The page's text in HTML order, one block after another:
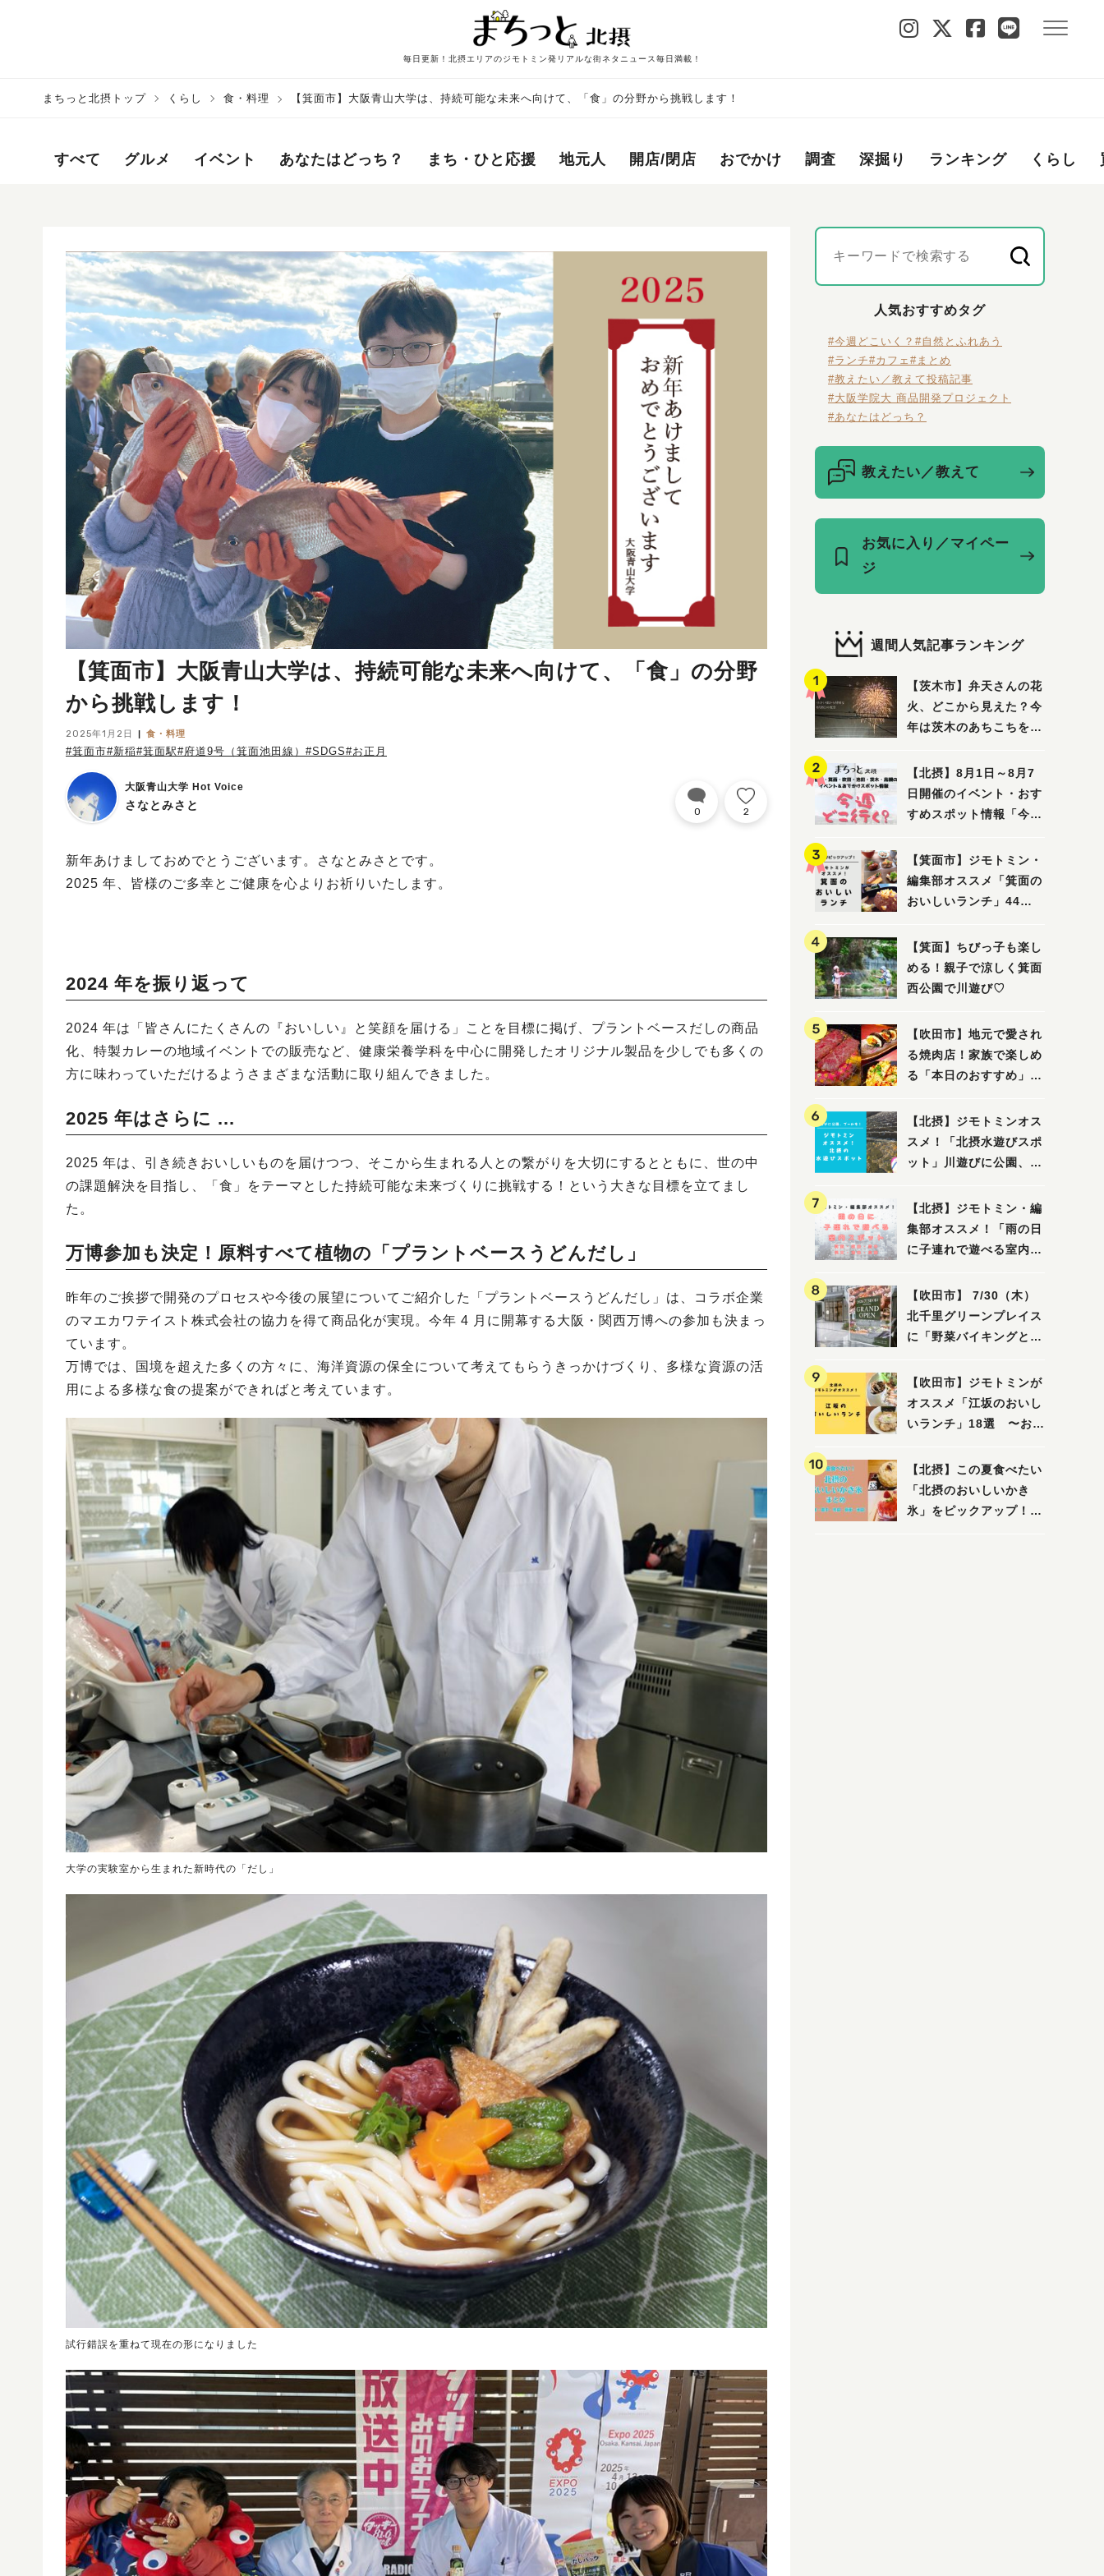
毎日更新！北摂エリアのジモトミン発リアルな街ネタニュース毎日満載！
まちっと北摂トップ くらし 食・料理 【箕面市】大阪青山大学は、持続可能な未来へ向けて、「食」の分野から挑戦します！
すべて グルメ イベント あなたはどっち？ まち・ひと応援 地元人 開店/閉店 おでかけ 調査 深掘り ランキング くらし
【箕面市】大阪青山大学は、持続可能な未来へ向けて、「食」の分野
から挑戦します！
2025年1月2日 食・料理
#箕面市#新稲#箕面駅#府道9号（箕面池田線） #SDGS#お正月
大阪青山大学 Hot Voice
さなとみさと 0 2
新年あけましておめでとうございます。さなとみさとです。
2025 年、皆様のご多幸とご健康を心よりお祈りいたします。
2024 年を振り返って
2024 年は「皆さんにたくさんの『おいしい』と笑顔を届ける」ことを目標に掲げ、プラントベースだしの商品
化、特製カレーの地域イベントでの販売など、健康栄養学科を中心に開発したオリジナル製品を少しでも多くの
方に味わっていただけるようさまざまな活動に取り組んできました。
2025 年はさらに ...
2025 年は、引き続きおいしいものを届けつつ、そこから生まれる人との繋がりを大切にするとともに、世の中
の課題解決を目指し、「食」をテーマとした持続可能な未来づくりに挑戦する！という大きな目標を立てまし
た。
万博参加も決定！原料すべて植物の「プラントベースうどんだし」
昨年のご挨拶で開発のプロセスや今後の展望についてご紹介した「プラントベースうどんだし」は、コラボ企業
のマエカワテイスト株式会社の協力を得て商品化が実現。今年 4 月に開幕する大阪・関西万博への参加も決まっ
ています。
万博では、国境を超えた多くの方々に、海洋資源の保全について考えてもらうきっかけづくり、多様な資源の活
用による多様な食の提案ができればと考えています。
大学の実験室から生まれた新時代の「だし」
試行錯誤を重ねて現在の形になりました
人気おすすめタグ
#今週どこいく？ #自然とふれあう
#ランチ#カフェ #まとめ
#教えたい／教えて投稿記事
#大阪学院大 商品開発プロジェクト
#あなたはどっち？
教えたい／教えて
お気に入り／マイペー
ジ
週間人気記事ランキング
【茨木市】弁天さんの花
火、どこから見えた？今
年は茨木のあちこちを巡
【北摂】8月1日～8月7
日開催のイベント・おす
すめスポット情報「今週
面・吹田・池田・茨木・
高槻）
【箕面市】ジモトミン・
編集部オススメ「箕面の
おいしいランチ」44
から穴場まで！〜
【箕面】ちびっ子も楽し
める！親子で涼しく箕面
西公園で川遊び♡
【吹田市】地元で愛され
る焼肉店！家族で楽しめ
る「本日のおすすめ」で
【北摂】ジモトミンオス
スメ！「北摂水遊びスポ
ット」川遊びに公園、プ
吹田・茨木・高槻）
【北摂】ジモトミン・編
集部オススメ！「雨の日
に子連れで遊べる室内ス
箕面・吹田・豊中・茨
木・池田）
【吹田市】 7/30（木）
北千里グリーンプレイス
に「野菜バイキングと飲
里店」がオープン予定！
【吹田市】ジモトミンが
オススメ「江坂のおいし
いランチ」18選 〜おし
とりさまでも楽しめるお
店まで〜
【北摂】この夏食べたい
「北摂のおいしいかき
氷」をピックアップ！